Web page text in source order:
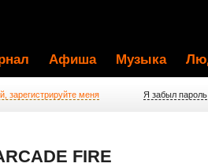
Афиша Музыка
зарегистрируйте меня Я забыл пароль
FIRE